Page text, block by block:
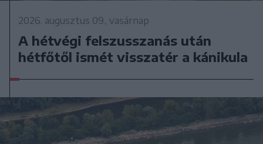
2026. augusztus 09., vasárnap
A hétvégi felszusszanás után
hétfőtől ismét visszatér a kánikula